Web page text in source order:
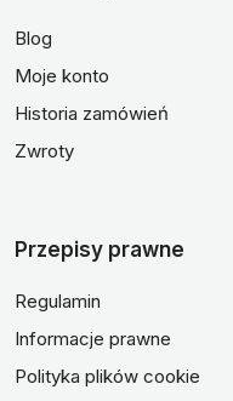
Blog
Moje konto
Historia zamówień
Zwroty
Przepisy prawne
Regulamin
Informacje prawne
Polityka plików cookie